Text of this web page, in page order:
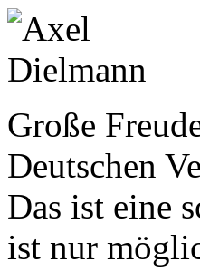
Große
Deutschen
Das ist eine
ist nur